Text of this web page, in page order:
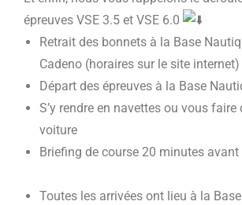
épreuves VSE 3.5 et VSE 6.0
Retrait des bonnets à la Base
Cadeno (horaires sur le site internet)
Départ des épreuves à la Base
S’y rendre en navettes ou vous faire
voiture
Briefing de course 20 minutes avant
Toutes les arrivées ont lieu à la